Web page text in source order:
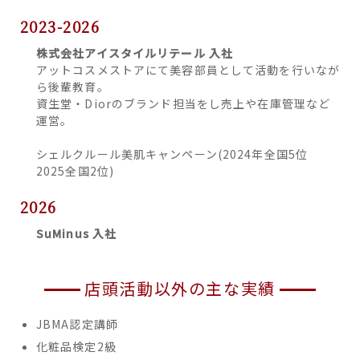
2023-2026
株式会社アイスタイルリテール 入社
アットコスメストアにて美容部員として活動を行いなが
ら後輩教育。
資生堂・Diorのブランド担当をし売上や在庫管理など
運営。
シェルクルール美肌キャンペーン(2024年全国5位
2025全国2位)
2026
SuMinus 入社
店頭活動以外の主な実績
JBMA認定講師
化粧品検定2級